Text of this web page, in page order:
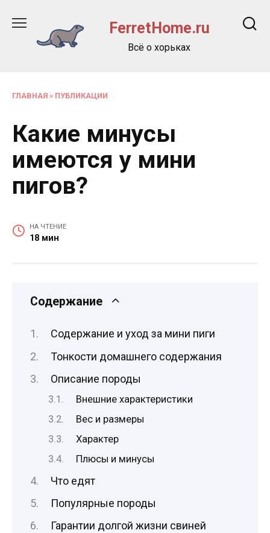
содержанию
FerretHome.ru
Всё о хорьках
ГЛАВНАЯ » ПУБЛИКАЦИИ
Какие минусы
имеются у мини
пигов?
НА ЧТЕНИЕ
18 мин
Содержание
Содержание и уход за мини пиги
Тонкости домашнего содержания
Описание породы
Внешние характеристики
Вес и размеры
Характер
Плюсы и минусы
Что едят
Популярные породы
Гарантии долгой жизни свиней